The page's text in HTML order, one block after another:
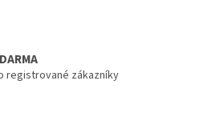
registrované zákazníky